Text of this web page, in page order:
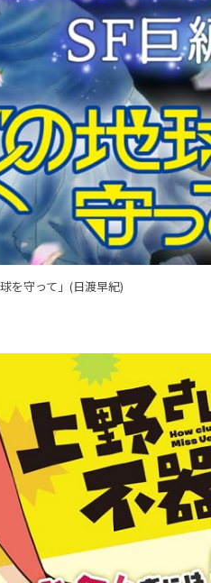
を守って」(日渡早紀)